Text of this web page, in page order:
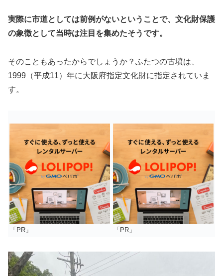
実際に市道としては前例がないということで、文化財保護
の象徴として当時は注目を集めたそうです。
そのこともあったからでしょうか？ふたつの古墳は、
1999（平成11）年に大阪府指定文化財に指定されていま
す。
「PR」 「PR」